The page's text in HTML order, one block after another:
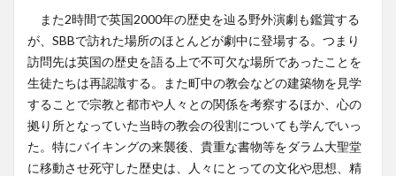
また2時間で英国2000年の歴史を辿る野外演劇も鑑賞する
が、SBBで訪れた場所のほとんどが劇中に登場する。つまり
訪問先は英国の歴史を語る上で不可欠な場所であったことを
生徒たちは再認識する。また町中の教会などの建築物を見学
することで宗教と都市や人々との関係を考察するほか、心の
拠り所となっていた当時の教会の役割についても学んでいっ
た。特にバイキングの来襲後、貴重な書物等をダラム大聖堂
に移動させ死守した歴史は、人々にとっての文化や思想、精